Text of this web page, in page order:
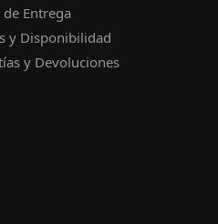
de Entrega
y Disponibilidad
y Devoluciones